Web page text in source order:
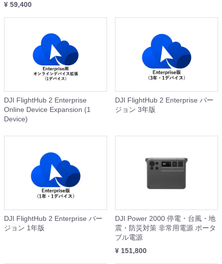
¥ 59,400
DJI FlightHub 2 Enterprise
Online Device Expansion (1
Device)
DJI FlightHub 2 Enterprise バー
ジョン 3年版
DJI FlightHub 2 Enterprise バー
ジョン 1年版
DJI Power 2000 停電・台風・地
震・防災対策 非常用電源 ポータ
ブル電源
¥ 151,800